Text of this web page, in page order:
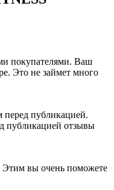
покупателями. Ваш
Это не займет много
перед публикацией.
публикацией отзывы
Этим вы очень поможете